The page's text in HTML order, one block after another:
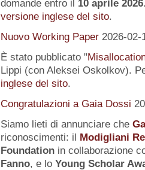
domande entro il 10 aprile 2026
versione inglese del sito.
Nuovo Working Paper 2026-02-
È stato pubblicato "
Lippi (con Aleksei Oskolkov).
inglese del sito.
Congratulazioni a Gaia Dossi
Siamo lieti di annunciare che
riconoscimenti: il Modigliani
Foundationin collaborazione
Fanno, e lo Young Scholar